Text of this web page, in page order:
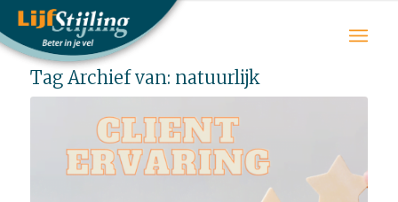
Tag Archief van: natuurlijk